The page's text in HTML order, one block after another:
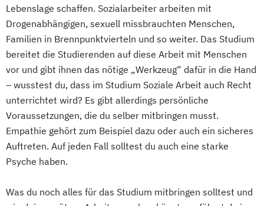
Psychosoziale Beratung in Sozialer Arbeit
Soziale Arbeit
Soziale Arbeit Duales Studium
Soziale Arbeit Präsenzstudium
Sozialmanagement
Lebenslage schaffen. Sozialarbeiter arbeiten mit
Drogenabhängigen, sexuell missbrauchten Menschen,
Familien in Brennpunktvierteln und so weiter. Das Studium
bereitet die Studierenden auf diese Arbeit mit Menschen
vor und gibt ihnen das nötige „Werkzeug“ dafür in die Hand
– wusstest du, dass im Studium Soziale Arbeit auch Recht
unterrichtet wird? Es gibt allerdings persönliche
Voraussetzungen, die du selber mitbringen musst.
Empathie gehört zum Beispiel dazu oder auch ein sicheres
Auftreten. Auf jeden Fall solltest du auch eine starke
Psyche haben.
Was du noch alles für das Studium mitbringen solltest und